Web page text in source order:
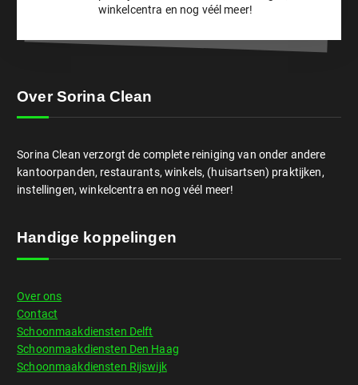
winkelcentra en nog véél meer!
Over Sorina Clean
Sorina Clean verzorgt de complete reiniging van onder andere
kantoorpanden, restaurants, winkels, (huisartsen) praktijken,
instellingen, winkelcentra en nog véél meer!
Handige koppelingen
Over ons
Contact
Schoonmaakdiensten Delft
Schoonmaakdiensten Den Haag
Schoonmaakdiensten Rijswijk